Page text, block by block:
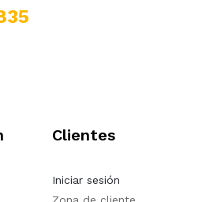
Clientes
Iniciar sesión